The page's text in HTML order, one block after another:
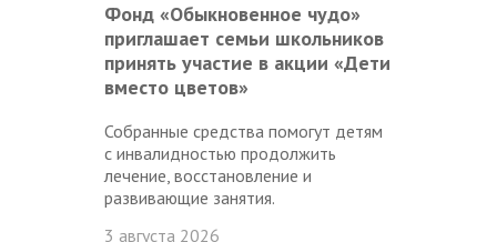
Фонд «Обыкновенное чудо»
приглашает семьи школьников
принять участие в акции «Дети
вместо цветов»
Собранные средства помогут детям
с инвалидностью продолжить
лечение, восстановление и
развивающие занятия.
3 августа 2026